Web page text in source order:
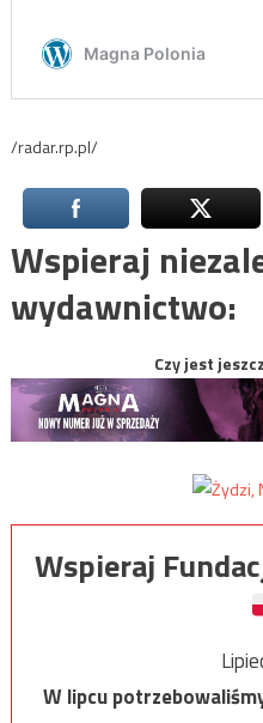
/radar.rp.pl/
Wspieraj
wydawnictwo:
Czy jest
Wspieraj
W lipcu